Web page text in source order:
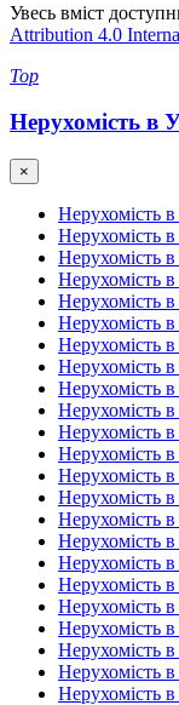
Увесь вміст
Attribution 4.0
Top
Нерухомість в
×
Нерухомість в
Нерухомість
Нерухомість
Нерухомість в
Нерухомість
Нерухомість
Нерухомість в
Нерухомість в
Нерухомість в
Нерухомість в
Нерухомість в
Нерухомість в
Нерухомість в
Нерухомість в
Нерухомість в
Нерухомість в
Нерухомість в
Нерухомість в
Нерухомість в
Нерухомість
Нерухомість в
Нерухомість в
Нерухомість в